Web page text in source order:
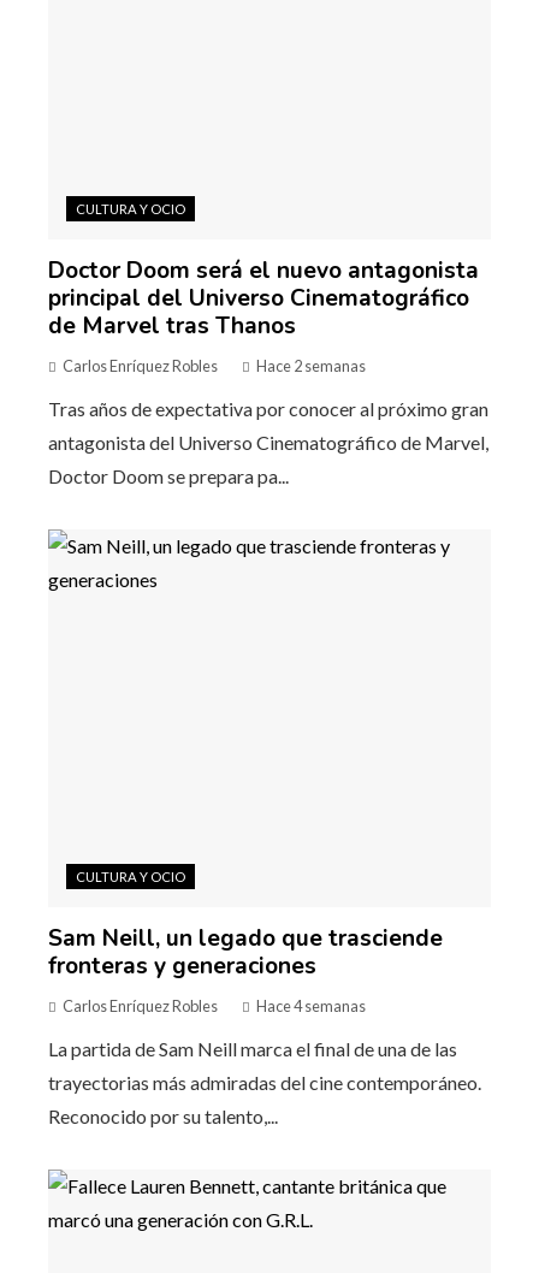
CULTURA Y OCIO
Doctor Doom será el nuevo antagonista
principal del Universo Cinematográfico
de Marvel tras Thanos
Carlos Enríquez Robles Hace 2 semanas
Tras años de expectativa por conocer al próximo gran
antagonista del Universo Cinematográfico de Marvel,
Doctor Doom se prepara pa...
CULTURA Y OCIO
Sam Neill, un legado que trasciende
fronteras y generaciones
Carlos Enríquez Robles Hace 4 semanas
La partida de Sam Neill marca el final de una de las
trayectorias más admiradas del cine contemporáneo.
Reconocido por su talento,...